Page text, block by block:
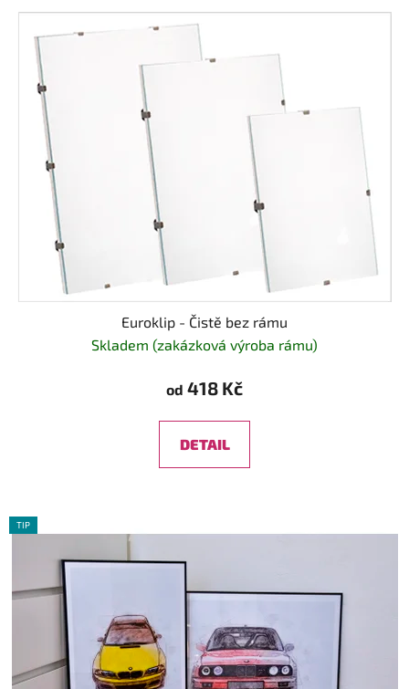
Euroklip - Čistě bez rámu
Skladem (zakázková výroba rámu)
od 418 Kč
DETAIL
TIP